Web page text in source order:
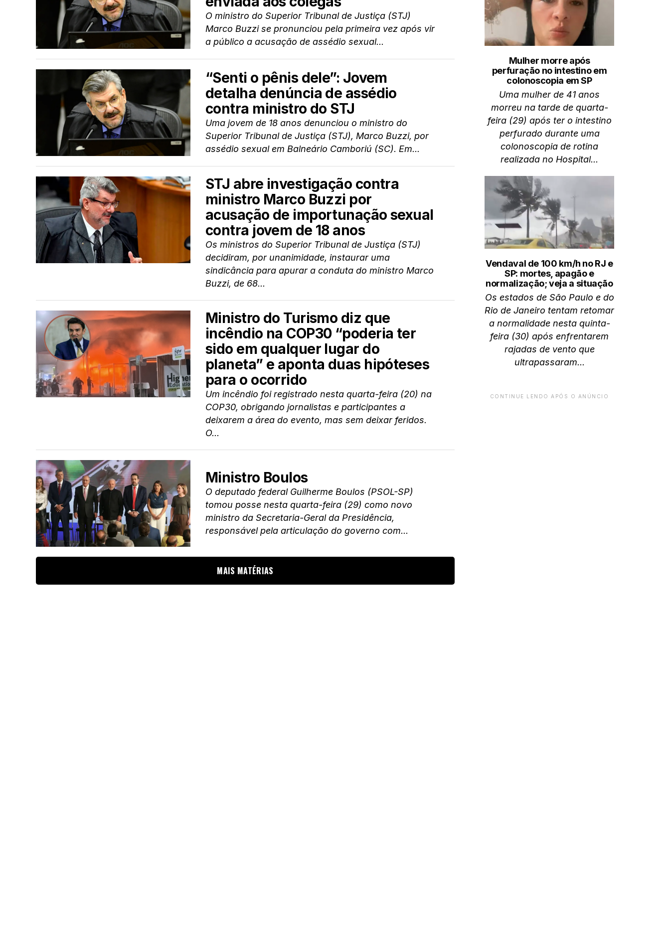
O ministro do Superior Tribunal de Justiça (STJ)
Marco Buzzi se pronunciou pela primeira vez após vir
a público a acusação de assédio sexual...
“Senti o pênis dele”: Jovem
detalha denúncia de assédio
contra ministro do STJ
Uma jovem de 18 anos denunciou o ministro do
Superior Tribunal de Justiça (STJ), Marco Buzzi, por
assédio sexual em Balneário Camboriú (SC). Em...
STJ abre investigação contra
ministro Marco Buzzi por
acusação de importunação sexual
contra jovem de 18 anos
Os ministros do Superior Tribunal de Justiça (STJ)
decidiram, por unanimidade, instaurar uma
sindicância para apurar a conduta do ministro Marco
Buzzi, de 68...
Ministro do Turismo diz que
incêndio na COP30 “poderia ter
sido em qualquer lugar do
planeta” e aponta duas hipóteses
para o ocorrido
Um incêndio foi registrado nesta quarta-feira (20) na
COP30, obrigando jornalistas e participantes a
deixarem a área do evento, mas sem deixar feridos.
O...
Ministro Boulos
O deputado federal Guilherme Boulos (PSOL-SP)
tomou posse nesta quarta-feira (29) como novo
ministro da Secretaria-Geral da Presidência,
responsável pela articulação do governo com...
MAIS MATÉRIAS
Mulher morre após
perfuração no intestino em
colonoscopia em SP
Uma mulher de 41 anos
morreu na tarde de quarta-
feira (29) após ter o intestino
perfurado durante uma
colonoscopia de rotina
realizada no Hospital...
Vendaval de 100 km/h no RJ e
SP: mortes, apagão e
normalização; veja a situação
Os estados de São Paulo e do
Rio de Janeiro tentam retomar
a normalidade nesta quinta-
feira (30) após enfrentarem
rajadas de vento que
ultrapassaram...
CONTINUE LENDO APÓS O ANÚNCIO